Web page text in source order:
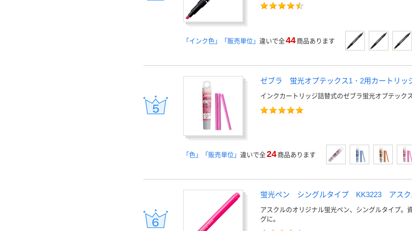
「インク色」「販売単位」 違いで全44 商品あります
ゼブラ 蛍光オプテックス1・2用カートリッ
インクカートリッジ詰替式のゼブラ蛍光オプテック
「色」「販売単位」 違いで全24 商品あります
蛍光ペン シングルタイプ KK3223 アスク
アスクルのオリジナル蛍光ペン、シングルタイプ。
グに。